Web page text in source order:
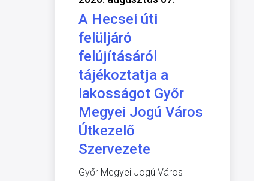
A Hecsei úti
felüljáró
felújításáról
tájékoztatja a
lakosságot Győr
Megyei Jogú Város
Útkezelő
Szervezete
Győr Megyei Jogú Város